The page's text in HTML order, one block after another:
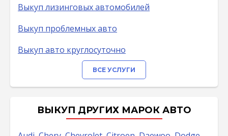
Выкуп лизинговых автомобилей
Выкуп проблемных авто
Выкуп авто круглосуточно
ВСЕ УСЛУГИ
ВЫКУП ДРУГИХ МАРОК АВТО